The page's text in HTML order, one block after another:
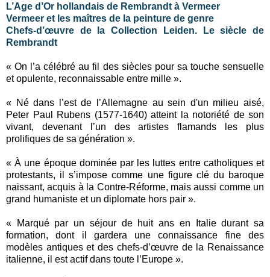
L’Age d’Or hollandais de Rembrandt à Vermeer
Vermeer et les maîtres de la peinture de genre
Chefs-d’œuvre de la Collection Leiden. Le siècle de
Rembrandt
« On l’a célébré au fil des siècles pour sa touche sensuelle
et opulente, reconnaissable entre mille ».
« Né dans l’est de l’Allemagne au sein d'un milieu aisé,
Peter Paul Rubens (1577-1640) atteint la notoriété de son
vivant, devenant l’un des artistes flamands les plus
prolifiques de sa génération ».
« À une époque dominée par les luttes entre catholiques et
protestants, il s’impose comme une figure clé du baroque
naissant, acquis à la Contre-Réforme, mais aussi comme un
grand humaniste et un diplomate hors pair ».
« Marqué par un séjour de huit ans en Italie durant sa
formation, dont il gardera une connaissance fine des
modèles antiques et des chefs-d’œuvre de la Renaissance
italienne, il est actif dans toute l’Europe ».